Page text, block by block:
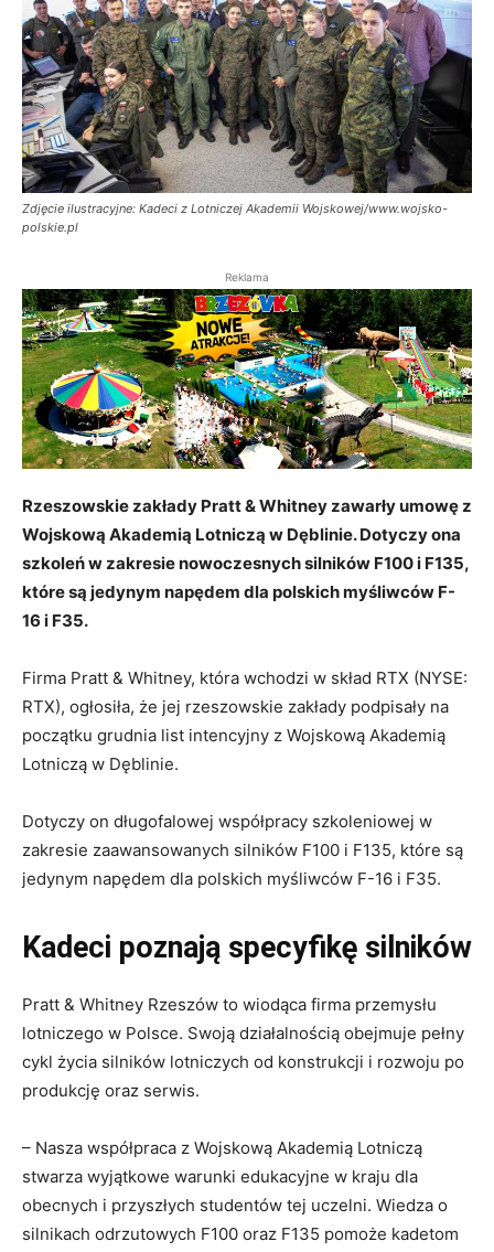
Zdjęcie ilustracyjne: Kadeci z Lotniczej Akademii Wojskowej/www.wojsko-
polskie.pl
Reklama
Rzeszowskie zakłady Pratt & Whitney zawarły umowę z
Wojskową Akademią Lotniczą w Dęblinie. Dotyczy ona
szkoleń w zakresie nowoczesnych silników F100 i F135,
które są jedynym napędem dla polskich myśliwców F-
16 i F35.
Firma Pratt & Whitney, która wchodzi w skład RTX (NYSE:
RTX), ogłosiła, że jej rzeszowskie zakłady podpisały na
początku grudnia list intencyjny z Wojskową Akademią
Lotniczą w Dęblinie.
Dotyczy on długofalowej współpracy szkoleniowej w
zakresie zaawansowanych silników F100 i F135, które są
jedynym napędem dla polskich myśliwców F-16 i F35.
Kadeci poznają specyfikę silników
Pratt & Whitney Rzeszów to wiodąca firma przemysłu
lotniczego w Polsce. Swoją działalnością obejmuje pełny
cykl życia silników lotniczych od konstrukcji i rozwoju po
produkcję oraz serwis.
– Nasza współpraca z Wojskową Akademią Lotniczą
stwarza wyjątkowe warunki edukacyjne w kraju dla
obecnych i przyszłych studentów tej uczelni. Wiedza o
silnikach odrzutowych F100 oraz F135 pomoże kadetom